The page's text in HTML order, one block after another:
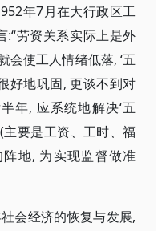
年7月在大行政区工
:“劳资关系实际上是外
会使工人情绪低落, ‘五
好地巩固, 更谈不到对
年, 应系统地解决‘五
主要是工资、工时、福
地, 为实现监督做准
会经济的恢复与发展,